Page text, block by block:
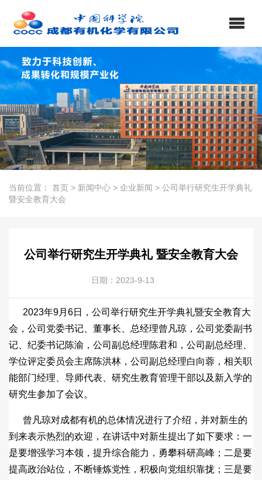
当前位置： 首页 > 新闻中心 > 企业新闻 > 公司举行研究生开学典礼
暨安全教育大会
公司举行研究生开学典礼 暨安全教育大会
日期：2023-9-13
2023年9月6日，公司举行研究生开学典礼暨安全教育大
会，公司党委书记、董事长、总经理曾凡琼，公司党委副书
记、纪委书记陈渝，公司副总经理陈君和，公司副总经理、
学位评定委员会主席陈洪林，公司副总经理白向蓉，相关职
能部门经理、导师代表、研究生教育管理干部以及新入学的
研究生参加了会议。
曾凡琼对成都有机的总体情况进行了介绍，并对新生的
到来表示热烈的欢迎，在讲话中对新生提出了如下要求：一
是要增强学习本领，提升综合能力，勇攀科研高峰；二是要
提高政治站位，不断锤炼党性，积极向党组织靠拢；三是要